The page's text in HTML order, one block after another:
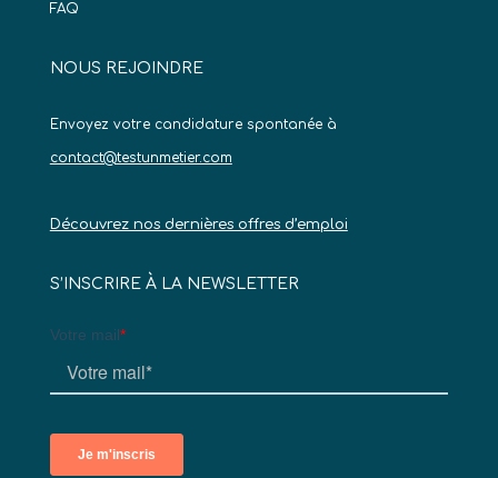
FAQ
NOUS REJOINDRE
Envoyez votre candidature spontanée à
contact@testunmetier.com
Découvrez nos dernières offres d’emploi
S’INSCRIRE À LA NEWSLETTER